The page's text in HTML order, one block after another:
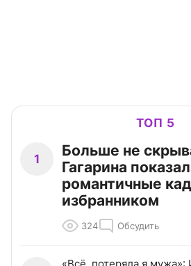
ТОП 5
1
Больше не
Гагарина
романтичные
избранником
324 Обсудить